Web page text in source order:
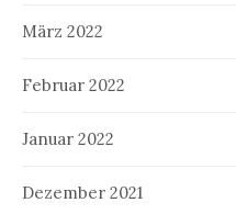
März 2022
Februar 2022
Januar 2022
Dezember 2021